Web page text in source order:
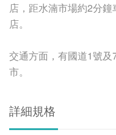
店，距水湳市場約2分
店。
交通方面，有國道1號
市。
詳細規格